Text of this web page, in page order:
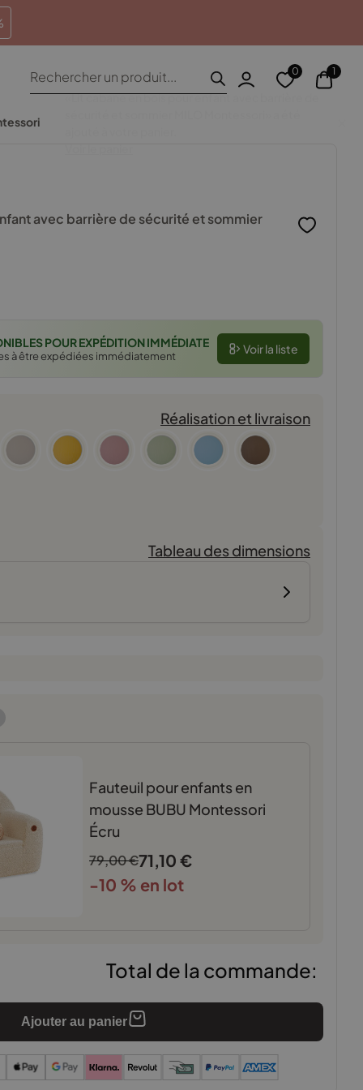
Recherche
de
produits
0 1
avec barrière de sécurité et sommier
POUR EXPÉDITION IMMÉDIATE
à être expédiées immédiatement Voir la liste
Réalisation et livraison
Tableau des dimensions
Fauteuil pour enfants en
mousse BUBU Montessori
Écru
79,00€71,10 €
-10 % en lot
Total de la commande:
Ajouter au panier